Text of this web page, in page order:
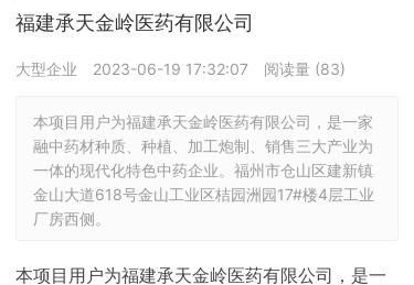
福建承天金岭医药有限公司
大型企业 2023-06-19 17:32:07 阅读量 (83)
本项目用户为福建承天金岭医药有限公司，是一家
融中药材种质、种植、加工炮制、销售三大产业为
一体的现代化特色中药企业。福州市仓山区建新镇
金山大道618号金山工业区桔园洲园17#楼4层工业
厂房西侧。
本项目用户为福建承天金岭医药有限公司，是一